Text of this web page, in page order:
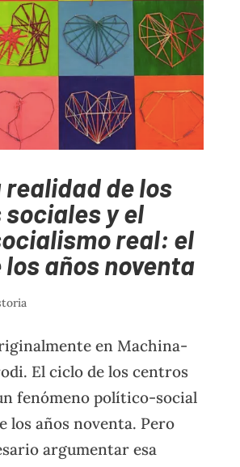
realidad de los
y el
real: el
años noventa
en Machina-
El ciclo de los centros
fenómeno político-social
los años noventa. Pero
argumentar esa